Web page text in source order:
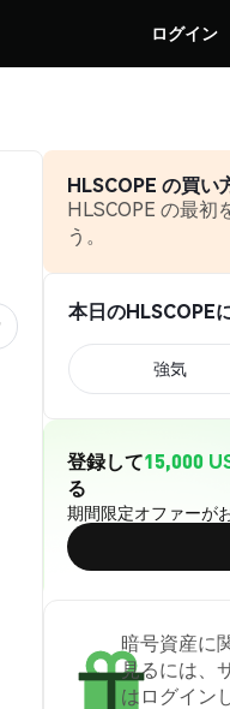
ログイン
HLSCOPE の買い
HLSCOPE の最初
う。
本日のHLSCOPE
強気
登録して15,000
る
期間限定オファーが
暗号資産に
見るには、
はログイン